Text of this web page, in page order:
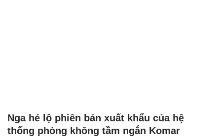
Nga hé lộ phiên bản xuất khẩu của hệ
thống phòng không tầm ngắn Komar